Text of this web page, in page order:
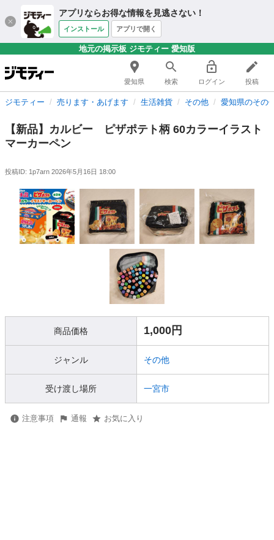
アプリならお得な情報を見逃さない！
インストール アプリで開く
地元の掲示板 ジモティー 愛知版
愛知県 検索 ログイン 投稿
ジモティー 売ります・あげます 生活雑貨 その他 愛知県のその
【新品】カルビー ピザポテト柄 60カラーイラスト
マーカーペン
投稿ID: 1p7arn 2026年5月16日 18:00
商品価格 1,000円
ジャンル その他
受け渡し場所 一宮市
注意事項 通報 お気に入り